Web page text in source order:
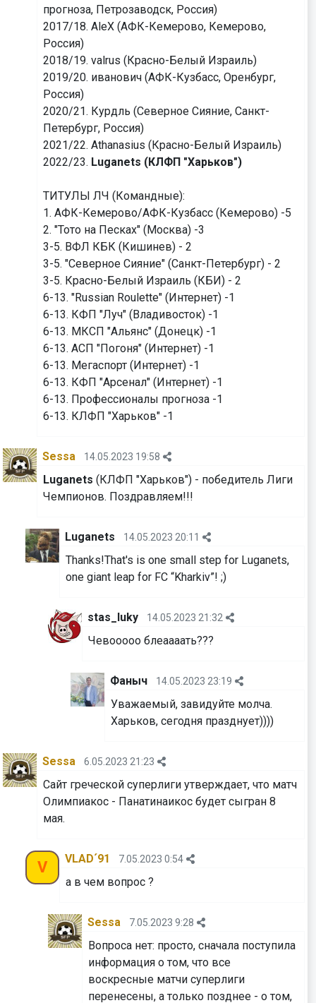
прогноза, Петрозаводск, Россия)
2017/18. AleX (АФК-Кемерово, Кемерово,
Россия)
2018/19. valrus (Красно-Белый Израиль)
2019/20. иванович (АФК-Кузбасс, Оренбург,
Россия)
2020/21. Курдль (Северное Сияние, Санкт-
Петербург, Россия)
2021/22. Athanasius (Красно-Белый Израиль)
2022/23. Luganets (КЛФП "Харьков")
ТИТУЛЫ ЛЧ (Командные):
1. АФК-Кемерово/АФК-Кузбасс (Кемерово) -5
2. "Тото на Песках" (Москва) -3
3-5. ВФЛ КБК (Кишинев) - 2
3-5. "Северное Сияние" (Санкт-Петербург) - 2
3-5. Красно-Белый Израиль (КБИ) - 2
6-13. "Russian Roulette" (Интернет) -1
6-13. КФП "Луч" (Владивосток) -1
6-13. МКСП "Альянс" (Донецк) -1
6-13. АСП "Погоня" (Интернет) -1
6-13. Мегаспорт (Интернет) -1
6-13. КФП "Арсенал" (Интернет) -1
6-13. Профессионалы прогноза -1
6-13. КЛФП "Харьков" -1
Sessa 14.05.2023 19:58
Luganets (КЛФП "Харьков") - победитель Лиги
Чемпионов. Поздравляем!!!
Luganets 14.05.2023 20:11
Thanks!That's is one small step for Luganets,
one giant leap for FC “Kharkiv”! ;)
stas_luky 14.05.2023 21:32
Чевооооо блеаааать???
Фаныч 14.05.2023 23:19
Уважаемый, завидуйте молча.
Харьков, сегодня празднует))))
Sessa 6.05.2023 21:23
Сайт греческой суперлиги утверждает, что матч
Олимпиакос - Панатинаикос будет сыгран 8
мая.
V VLAD´91 7.05.2023 0:54
а в чем вопрос ?
Sessa 7.05.2023 9:28
Вопроса нет: просто, сначала поступила
информация о том, что все
воскресные матчи суперлиги
перенесены, а только позднее - о том,